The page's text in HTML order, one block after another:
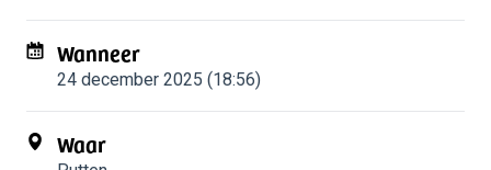
Wanneer
24 december 2025 (18:56)
Waar